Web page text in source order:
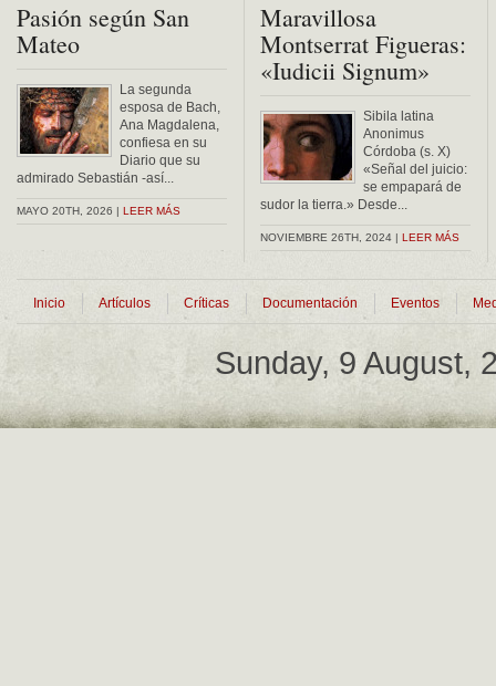
Pasión según San
Mateo
La segunda
esposa de Bach,
Ana Magdalena,
confiesa en su
Diario que su
admirado Sebastián -así...
MAYO 20TH, 2026 | LEER MÁS
Maravillosa
Montserrat Figueras:
«Iudicii Signum»
Sibila latina
Anonimus
Córdoba (s. X)
«Señal del juicio:
se empapará de
sudor la tierra.» Desde...
NOVIEMBRE 26TH, 2024 | LEER MÁS
Inicio Artículos Críticas Documentación Eventos
Sunday, 9 August,